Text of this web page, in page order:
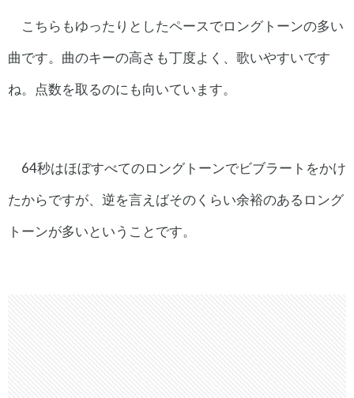
こちらもゆったりとしたペースでロングトーンの多い
曲です。曲のキーの高さも丁度よく、歌いやすいです
ね。点数を取るのにも向いています。
64秒はほぼすべてのロングトーンでビブラートをかけ
たからですが、逆を言えばそのくらい余裕のあるロング
トーンが多いということです。